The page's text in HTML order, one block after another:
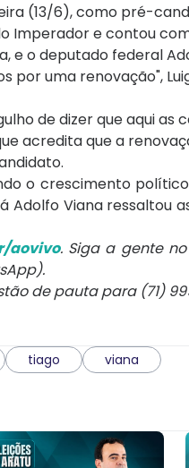
(13/6), como pré-
Imperador e contou
e o deputado federal
por uma renovação",
de dizer que aqui as
acredita que a
o crescimento
Adolfo Viana ressaltou
aovivo. Siga a gente no
de pauta para (71)
tiago viana